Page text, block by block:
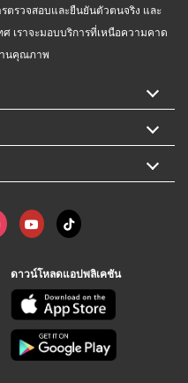
ตรวจสอบและยืนยันตัวตนจริง และ
เราจะมอบบริการที่เหนือความคาด
นคุณภาพ
ดาวน์โหลดแอปพลิเคชัน